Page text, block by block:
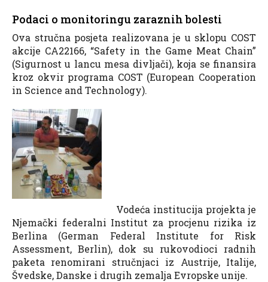
Podaci o monitoringu zaraznih bolesti
Ova stručna posjeta realizovana je u sklopu COST
akcije CA22166, “Safety in the Game Meat Chain”
(Sigurnost u lancu mesa divljači), koja se finansira
kroz okvir programa COST (European Cooperation
in Science and Technology).
Vodeća institucija projekta je
Njemački federalni Institut za procjenu rizika iz
Berlina (German Federal Institute for Risk
Assessment, Berlin), dok su rukovodioci radnih
paketa renomirani stručnjaci iz Austrije, Italije,
Švedske, Danske i drugih zemalja Evropske unije.